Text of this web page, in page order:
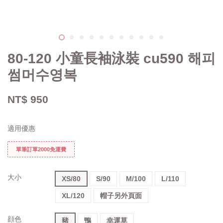
80-120 小童長袖泳裝 cu590 해피
썸머수영복
NT$ 950
適用優惠
單筆訂單2000免運費
大小 XS/80 S/90 M/100 L/110
XL/120 帽子另外頁面
顔色 豬 鴨 幸運草